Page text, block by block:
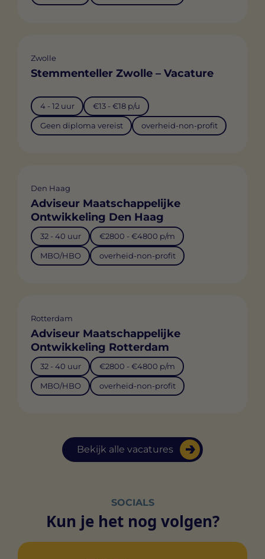
Bekijk alle vacatures
Zwolle
Stemmenteller Zwolle – Vacature
4 - 12 uur €13 - €18 p/u
Geen diploma vereist overheid-non-profit
Den Haag
Adviseur Maatschappelijke
Ontwikkeling Den Haag
32 - 40 uur €2800 - €4800 p/m
MBO/HBO overheid-non-profit
Rotterdam
Adviseur Maatschappelijke
Ontwikkeling Rotterdam
32 - 40 uur €2800 - €4800 p/m
MBO/HBO overheid-non-profit
SOCIALS
Kun je het nog volgen?